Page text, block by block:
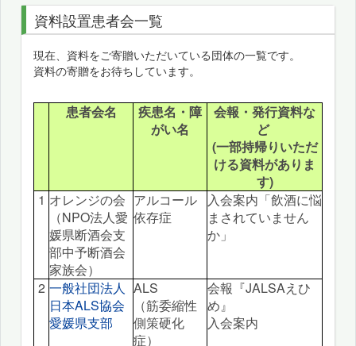
資料設置患者会一覧
現在、資料をご寄贈いただいている団体の一覧です。
資料の寄贈をお待ちしています。
患者会名
疾患名・障
がい名
会報・発行資料な
ど
(一部持帰りいただ
ける資料がありま
す)
1 オレンジの会
（NPO法人愛
媛県断酒会支
部中予断酒会
家族会）
アルコール
依存症
入会案内「飲酒に悩
まされていません
か」
2 一般社団法人
日本ALS協会
愛媛県支部
ALS
（筋委縮性
側策硬化
症）
会報『JALSAえひ
め』
入会案内